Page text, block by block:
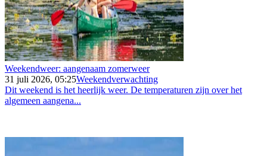
Weekendweer: aangenaam zomerweer
31 juli 2026, 05:25Weekendverwachting
Dit weekend is het heerlijk weer. De temperaturen zijn over het
algemeen aangena...